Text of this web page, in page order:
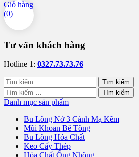
Giỏ hàng
(0)
Tư vấn khách hàng
Hotline 1: 0327.73.73.76
Tìm
kiếm
cho:
Tìm
kiếm
Danh mục sản phẩm
Bu Lông Nở 3 Cánh Mạ Kẽm
Mũi Khoan Bê Tông
Bu Lông Hóa Chất
Keo Cấy Thép